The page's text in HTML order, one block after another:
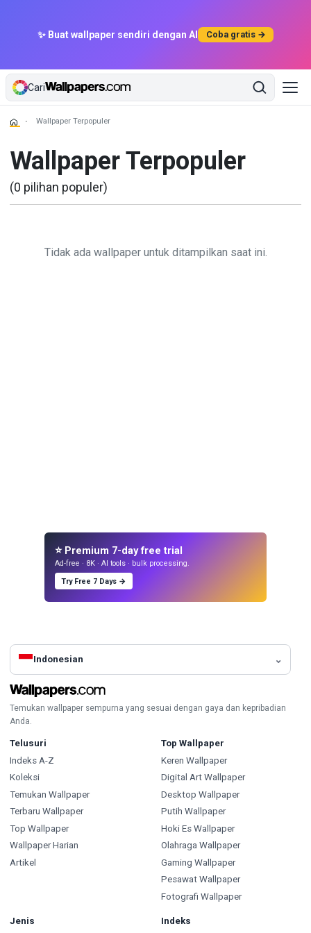
✨ Buat wallpaper sendiri dengan AI Coba gratis →
Cari
Wallpaper Terpopuler
Wallpaper Terpopuler
(0 pilihan populer)
Tidak ada wallpaper untuk ditampilkan saat ini.
⭐ Premium 7-day free trial
Ad-free · 8K · AI tools · bulk processing.
Try Free 7 Days →
Indonesian
Temukan wallpaper sempurna yang sesuai dengan gaya dan kepribadian
Anda.
Telusuri
Indeks A-Z
Koleksi
Temukan Wallpaper
Terbaru Wallpaper
Top Wallpaper
Wallpaper Harian
Artikel
Top Wallpaper
Keren Wallpaper
Digital Art Wallpaper
Desktop Wallpaper
Putih Wallpaper
Hoki Es Wallpaper
Olahraga Wallpaper
Gaming Wallpaper
Pesawat Wallpaper
Fotografi Wallpaper
Jenis Indeks